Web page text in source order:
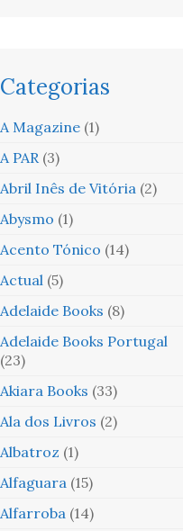
Categorias
A Magazine (1)
A PAR (3)
Abril Inês de Vitória (2)
Abysmo (1)
Acento Tónico (14)
Actual (5)
Adelaide Books (8)
Adelaide Books Portugal
(23)
Akiara Books (33)
Ala dos Livros (2)
Albatroz (1)
Alfaguara (15)
Alfarroba (14)